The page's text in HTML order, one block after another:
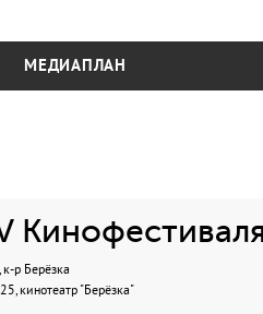
МЕДИАПЛАН
к-р Берёзка
кинотеатр "Берёзка"